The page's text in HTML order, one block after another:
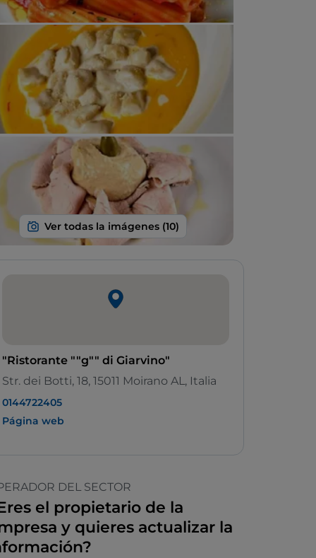
"Ristorante ""g"" di Giarvino"
Str. dei Botti, 18, 15011 Moirano AL, Italia
0144722405
Página web
DEL SECTOR
el propietario de la
y quieres actualizar la